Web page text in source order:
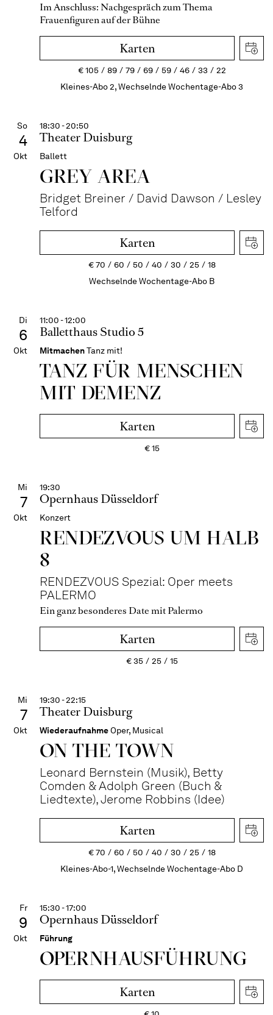
Im Anschluss:Nachgespräch zum Thema
Frauenfiguren auf der Bühne
Karten
€105 89 79 69 59 46 33
22
Kleines-Abo 2, Wechselnde Wochentage-Abo 3
So
4
Okt
18:30 - 20:50
Theater Duisburg
Ballett
GREY AREA
Bridget Breiner / David Dawson / Lesley
Telford
Karten
€70 60 50 40 30 25
18
Wechselnde Wochentage-Abo B
Di
6
Okt
11:00 - 12:00
Balletthaus Studio 5
MitmachenTanz mit!
TANZ FÜR MENSCHEN
MIT DEMENZ
Karten
€15
Mi
7
Okt
19:30
Opernhaus Düsseldorf
Konzert
RENDEZVOUS UM HALB
8
RENDEZVOUS Spezial: Oper meets
PALERMO
Ein ganz besonderes Date mit Palermo
Karten
€35 25 15
Mi
7
Okt
19:30 - 22:15
Theater Duisburg
WiederaufnahmeOper, Musical
ON THE TOWN
Leonard Bernstein (Musik), Betty
Comden & Adolph Green (Buch &
Liedtexte), Jerome Robbins (Idee)
Karten
€70 60 50 40 30 25
18
Kleines-Abo-1, Wechselnde Wochentage-Abo D
Fr
9
Okt
15:30 - 17:00
Opernhaus Düsseldorf
Führung
OPERN­HAUS­FÜH­RUNG
Karten